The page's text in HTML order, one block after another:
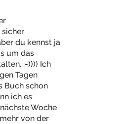
sicher
du kennst ja
um das
:-)))) Ich
Tagen
Buch schon
ich es
Woche
von der